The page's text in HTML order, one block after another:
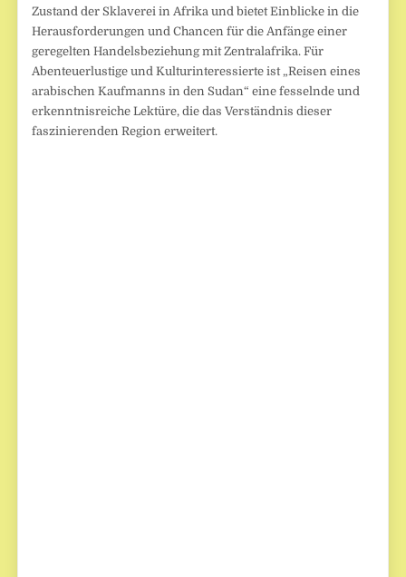
Zustand der Sklaverei in Afrika und bietet Einblicke in die
Herausforderungen und Chancen für die Anfänge einer
geregelten Handelsbeziehung mit Zentralafrika. Für
Abenteuerlustige und Kulturinteressierte ist „Reisen eines
arabischen Kaufmanns in den Sudan“ eine fesselnde und
erkenntnisreiche Lektüre, die das Verständnis dieser
faszinierenden Region erweitert.